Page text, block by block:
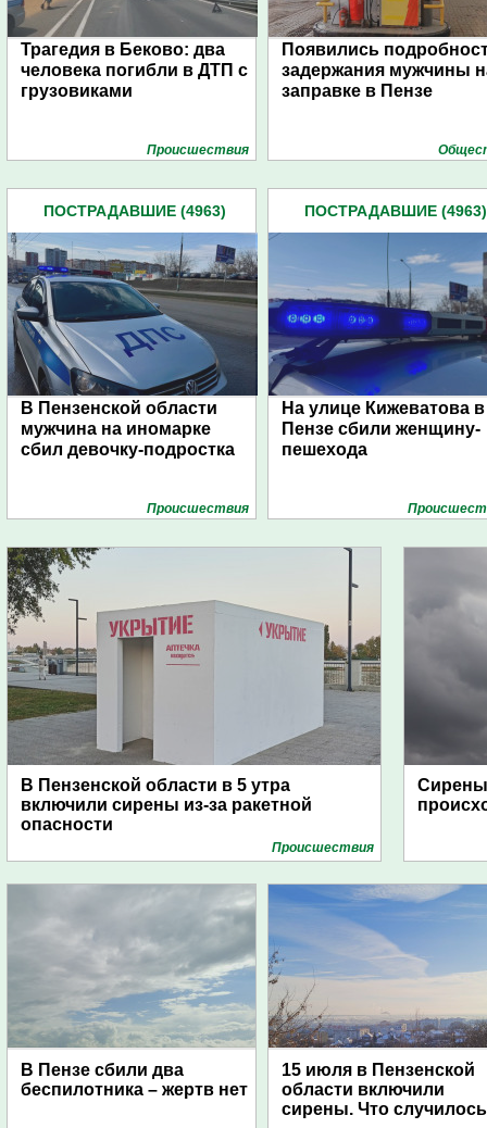
Трагедия в Беково: два
человека погибли в ДТП с
грузовиками
Проиcшествия
Появились
задержания мужчины
заправке в Пензе
ПОСТРАДАВШИЕ (4963)
В Пензенской области
мужчина на иномарке
сбил девочку-подростка
Проиcшествия
ПОСТРАДАВШИЕ (4963)
На улице Кижеватова в
Пензе сбили женщину-
пешехода
В Пензенской области в 5 утра
включили сирены из-за ракетной
опасности
Проиcшествия
Сирены
В Пензе сбили два
беспилотника – жертв нет
15 июля в Пензенской
области включили
сирены. Что